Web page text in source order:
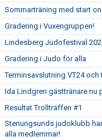
Sommarträning med start
Gradering i Vuxengruppen!
Lindesberg Judofestival
Gradering i Judo för alla
Terminsavslutning VT24 och
Ida Lindgren gästtränare nu
Resultat Trollträffen #1
Stenungsunds judoklubb
alla medlemmar!